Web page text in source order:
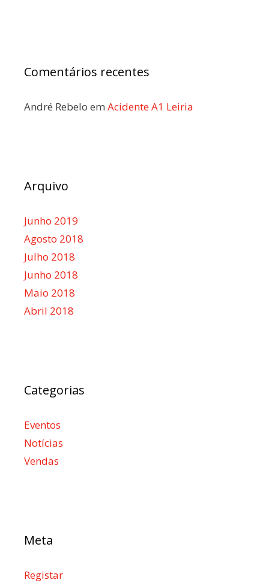
Comentários recentes
André Rebelo em Acidente A1 Leiria
Arquivo
Junho 2019
Agosto 2018
Julho 2018
Junho 2018
Maio 2018
Abril 2018
Categorias
Eventos
Notícias
Vendas
Meta
Registar